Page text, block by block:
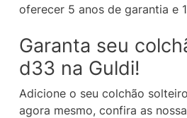
oferecer 5 anos de garantia e
Garanta seu
d33 na Guldi!
Adicione o seu colchão
agora mesmo, confira as